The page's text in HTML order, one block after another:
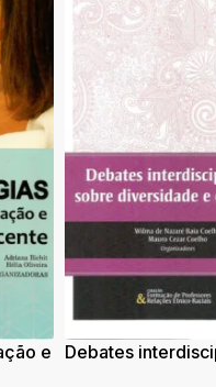
e
Debates